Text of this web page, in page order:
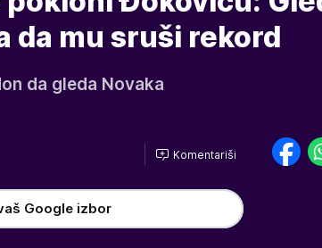
da mu sruši rekord
da gleda Novaka
Komentariši
Google izbor